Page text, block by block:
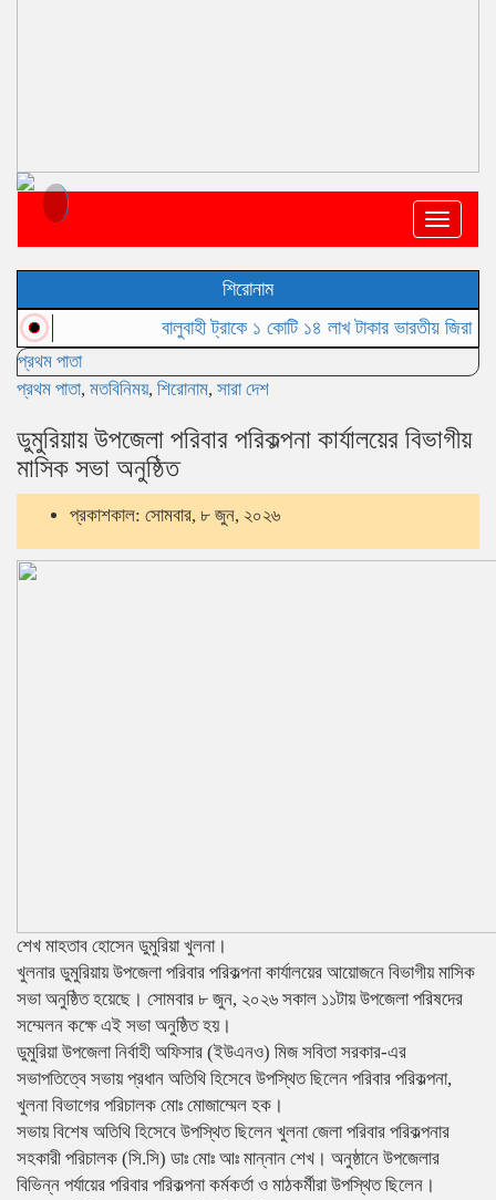
Toggle
শিরোনাম
বালুবাহী ট্রাকে ১ কোটি ১৪ লাখ টাকার ভারতীয় জিরা জব্দ,
প্রথম পাতা
প্রথম পাতা, মতবিনিময়, শিরোনাম, সারা দেশ
ডুমুরিয়ায় উপজেলা পরিবার পরিকল্পনা কার্যালয়ের বিভাগীয়
মাসিক সভা অনুষ্ঠিত
প্রকাশকাল: সোমবার, ৮ জুন, ২০২৬
শেখ মাহতাব হোসেন ডুমুরিয়া খুলনা।
খুলনার ডুমুরিয়ায় উপজেলা পরিবার পরিকল্পনা কার্যালয়ের আয়োজনে বিভাগীয় মাসিক
সভা অনুষ্ঠিত হয়েছে। সোমবার ৮ জুন, ২০২৬ সকাল ১১টায় উপজেলা পরিষদের
সম্মেলন কক্ষে এই সভা অনুষ্ঠিত হয়।
ডুমুরিয়া উপজেলা নির্বাহী অফিসার (ইউএনও) মিজ সবিতা সরকার-এর
সভাপতিত্বে সভায় প্রধান অতিথি হিসেবে উপস্থিত ছিলেন পরিবার পরিকল্পনা,
খুলনা বিভাগের পরিচালক মোঃ মোজাম্মেল হক।
সভায় বিশেষ অতিথি হিসেবে উপস্থিত ছিলেন খুলনা জেলা পরিবার পরিকল্পনার
সহকারী পরিচালক (সি.সি) ডাঃ মোঃ আঃ মান্নান শেখ। অনুষ্ঠানে উপজেলার
বিভিন্ন পর্যায়ের পরিবার পরিকল্পনা কর্মকর্তা ও মাঠকর্মীরা উপস্থিত ছিলেন।